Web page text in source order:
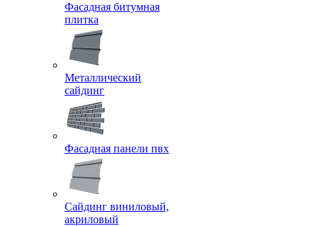
Фасадная битумная
плитка
Металлический
сайдинг
Фасадная панели пвх
Сайдинг виниловый,
акриловый